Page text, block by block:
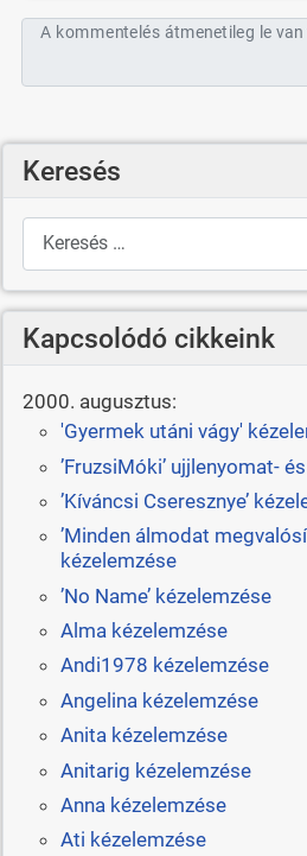
A kommentelés átmenetileg le
Keresés
Keresés
Kapcsolódó cikkeink
2000. augusztus:
'Gyermek utáni vágy'
’FruzsiMóki’ ujjlenyomat-
’Kíváncsi Cseresznye’
’Minden álmodat
kézelemzése
’No Name’ kézelemzése
Alma kézelemzése
Andi1978 kézelemzése
Angelina kézelemzése
Anita kézelemzése
Anitarig kézelemzése
Anna kézelemzése
Ati kézelemzése